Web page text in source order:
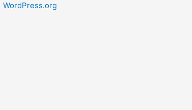
WordPress.org